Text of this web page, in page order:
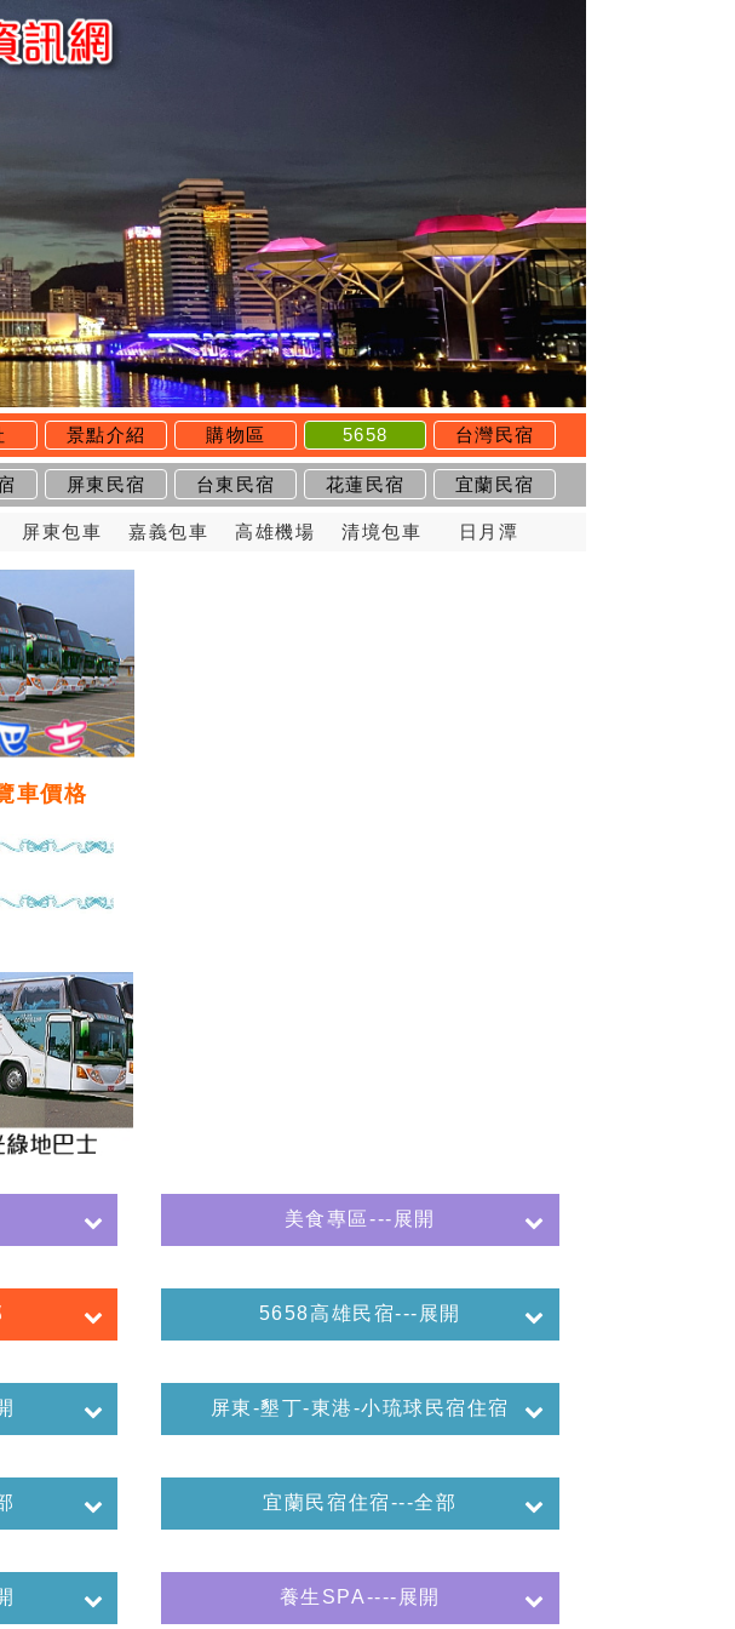
景點介紹 購物區 5658 台灣民宿
屏東民宿 台東民宿 花蓮民宿 宜蘭民宿
屏東包車 嘉義包車 高雄機場 清境包車 日月潭
車價格
美食專區---展開
5658高雄民宿---展開
屏東-墾丁-東港-小琉球民宿住宿
宜蘭民宿住宿---全部
養生SPA----展開